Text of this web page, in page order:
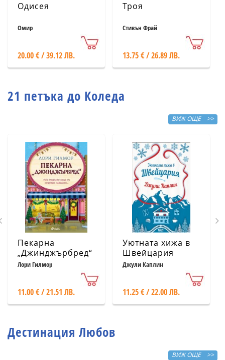
Одисея
Омир
20.00 € / 39.12 ЛВ.
Троя
Стивън Фрай
13.75 € / 26.89 ЛВ.
21 петъка до Коледа
ВИЖ ОЩЕ >>
Пекарна
„Джинджърбред“
(с цветни
Лори Гилмор
11.00 € / 21.51 ЛВ.
Уютната хижа в
Швейцария
Джули Каплин
11.25 € / 22.00 ЛВ.
Дестинация Любов
ВИЖ ОЩЕ >>